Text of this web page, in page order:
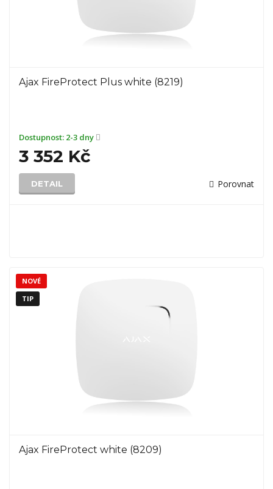
Ajax FireProtect Plus white (8219)
Dostupnost: 2-3 dny
3 352 Kč
DETAIL Porovnat
Ajax FireProtect white (8209)
NOVÉ
TIP